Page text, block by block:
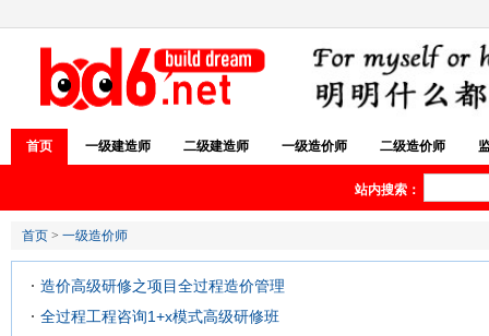
首页 一级建造师 二级建造师 一级造价师 二级造价师
站内搜索：
首页 > 一级造价师
造价高级研修之项目全过程造价管理
全过程工程咨询1+x模式高级研修班